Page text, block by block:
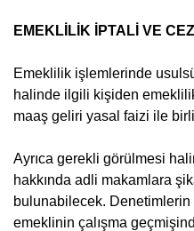
EMEKLİLİK İPTALİ VE
Emeklilik işlemlerinde
halinde ilgili kişiden
maaş geliri yasal faizi ile
Ayrıca gerekli görülmesi
hakkında adli makamlara
bulunabilecek.
emeklinin çalışma